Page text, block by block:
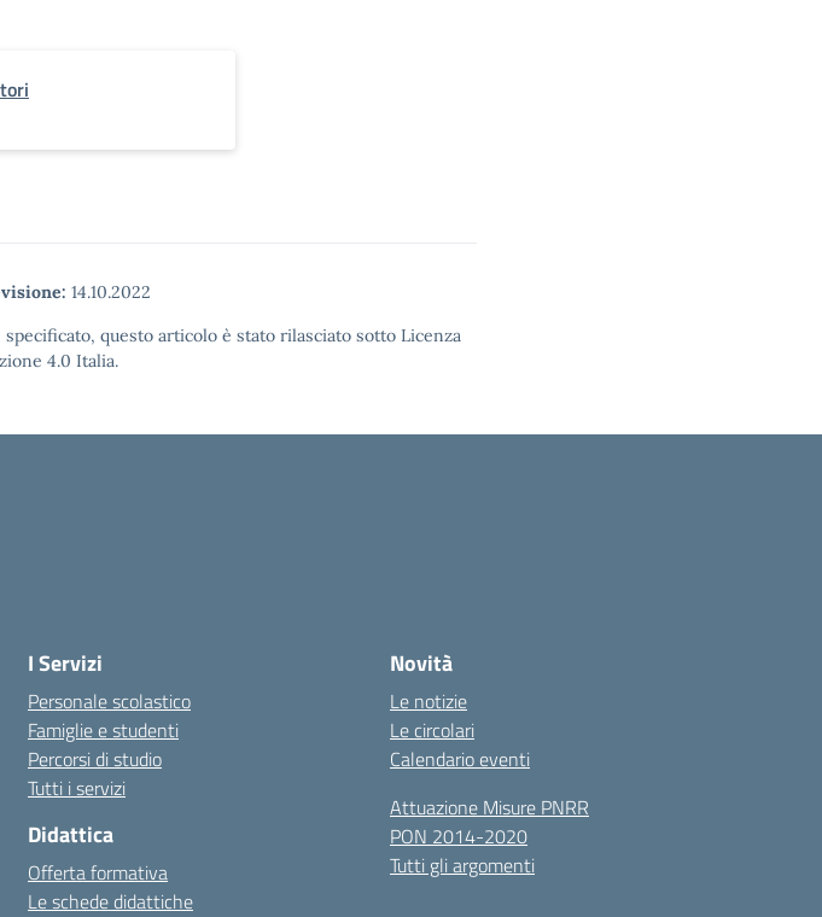
14.10.2022
questo articolo è stato rilasciato sotto Licenza
4.0 Italia.
I Servizi
Personale scolastico
Famiglie e studenti
Percorsi di studio
Tutti i servizi
Didattica
Offerta formativa
Le schede didattiche
Novità
Le notizie
Le circolari
Calendario eventi
Attuazione Misure PNRR
PON 2014-2020
Tutti gli argomenti